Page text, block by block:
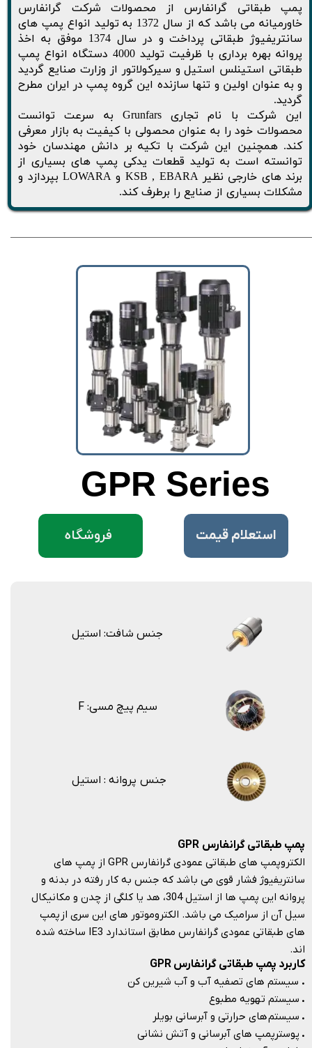
پمپ طبقاتی گرانفارس از محصولات شرکت گرانفارس
خاورمیانه می باشد که از سال 1372 به تولید انواع پمپ های
سانتریفیوژ طبقاتی پرداخت و در سال 1374 موفق به اخذ
پروانه بهره برداری با ظرفیت تولید 4000 دستگاه انواع پمپ
طبقاتی استینلس استیل و سیرکولاتور از وزارت صنایع گردید
و به عنوان اولین و تنها سازنده این گروه پمپ در ایران مطرح
گردید.
این شرکت با نام تجاری Grunfars به سرعت توانست
محصولات خود را به عنوان محصولی با کیفیت به بازار معرفی
کند. همچنین این شرکت با تکیه بر دانش مهندسان خود
توانسته است به تولید قطعات یدکی پمپ های بسیاری از
برند های خارجی نظیر KSB , EBARA و LOWARA بپردازد و
مشکلات بسیاری از صنایع را برطرف کند.
GPR Series
پمپ طبقاتی گرانفارس
الکتروپمپ های طبقاتی عمودی گرانفارس GPR از پمپ های
سانتریفیوژ فشار قوی می باشد که جنس به کار رفته در بدنه و
پروانه این پمپ ها از استیل 304، هد یا کلگی از چدن و مکانیکال
سیل آن از سرامیک می باشد. الکتروموتور های این سری از پمپ
های طبقاتی عمودی گرانفارس مطابق استاندارد IE3 ساخته شده
اند.​​​​​​​
جنس شافت: استیل
F :سیم پیچ مسی
جنس پروانه : استیل
کاربرد پمپ طبقاتی گرانفارس GPR
. سیستم های تصفیه آب و آب شیرین کن
. سیستم تهویه مطبوع
. سیستم های حرارتی و آبرسانی بویلر
. پوسترپمپ های آبرسانی و آتش نشانی
فروشگاه ​استعلام قیمت